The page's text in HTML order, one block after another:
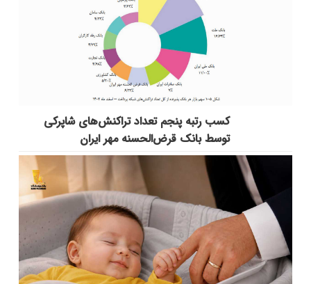
کسب رتبه پنجم تعداد تراکنش‌های شاپرکی
توسط بانک قرض‌الحسنه مهر ایران